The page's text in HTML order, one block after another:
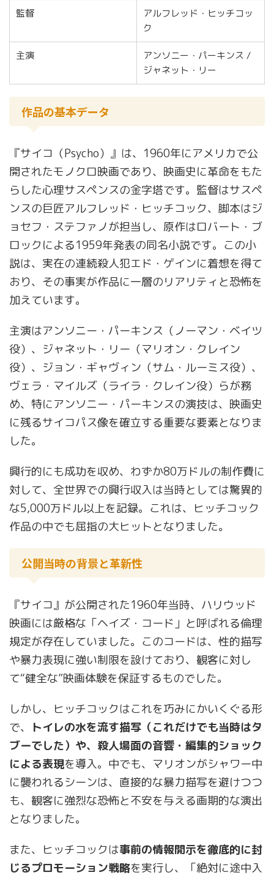
監督
アルフレッド・ヒッチコッ
ク
主演
アンソニー・パーキンス /
ジャネット・リー
作品の基本データ
『サイコ（Psycho）』は、1960年にアメリカで公
開されたモノクロ映画であり、映画史に革命をもた
らした心理サスペンスの金字塔です。監督はサスペ
ンスの巨匠アルフレッド・ヒッチコック、脚本はジ
ョセフ・ステファノが担当し、原作はロバート・ブ
ロックによる1959年発表の同名小説です。この小
説は、実在の連続殺人犯エド・ゲインに着想を得て
おり、その事実が作品に一層のリアリティと恐怖を
加えています。
主演はアンソニー・パーキンス（ノーマン・ベイツ
役）、ジャネット・リー（マリオン・クレイン
役）、ジョン・ギャヴィン（サム・ルーミス役）、
ヴェラ・マイルズ（ライラ・クレイン役）らが務
め、特にアンソニー・パーキンスの演技は、映画史
に残るサイコパス像を確立する重要な要素となりま
した。
興行的にも成功を収め、わずか80万ドルの制作費に
対して、全世界での興行収入は当時としては驚異的
な5,000万ドル以上を記録。これは、ヒッチコック
作品の中でも屈指の大ヒットとなりました。
公開当時の背景と革新性
『サイコ』が公開された1960年当時、ハリウッド
映画には厳格な「ヘイズ・コード」と呼ばれる倫理
規定が存在していました。このコードは、性的描写
や暴力表現に強い制限を設けており、観客に対し
て“健全な”映画体験を保証するものでした。
しかし、ヒッチコックはこれを巧みにかいくぐる形
で、
トイレの水を流す描写（これだけでも当時はタ
ブーでした）や、殺人場面の音響・編集的ショック
による表現を導入。中でも、マリオンがシャワー中
に襲われるシーンは、直接的な暴力描写を避けつつ
も、観客に強烈な恐怖と不安を与える画期的な演出
となりました。
また、ヒッチコックは事前の情報開示を徹底的に封
じるプロモーション戦略を実行し、「絶対に途中入